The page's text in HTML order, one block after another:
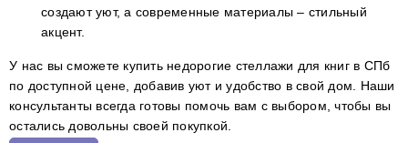
создают уют, а современные материалы – стильный
акцент.
У нас вы сможете купить недорогие стеллажи для книг в СПб
по доступной цене, добавив уют и удобство в свой дом. Наши
консультанты всегда готовы помочь вам с выбором, чтобы вы
остались довольны своей покупкой.